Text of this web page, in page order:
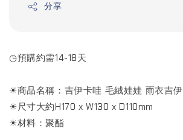
分享
◷預購約需14-18天
☀商品名稱：吉伊卡哇 毛絨娃娃 雨衣吉伊
☀尺寸大約H170 x W130 x D110mm
☀材料：聚酯